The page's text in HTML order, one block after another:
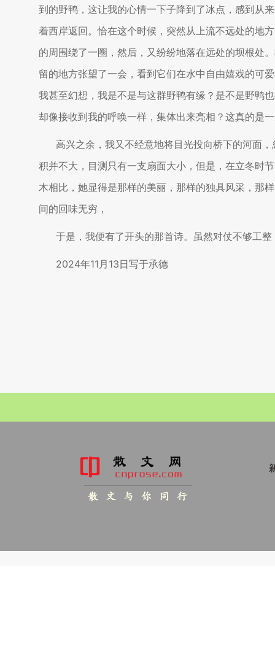
到的野鸭，这让我的心情一下子降到了冰点，感到从
着西岸返回。恰在这个时候，突然从上流不远处的地
的周围绕了一圈，然后，又纷纷地落在远处的坝根处
留的地方张望了一会，看到它们在水中自由嬉戏的可
我甚至幻想，我是不是与这群野鸭有缘？是不是野鸭
却像接收到我的呼唤一样，集体出来亮相？这真的是
高兴之余，我又不经意地将目光投向桥下的河面
积并不大，目测只有一支扇面大小，但是，在立冬时
木相比，她显得是那样的美丽，那样的独具风采，那
间的回味无穷，
于是，我便有了开头的那首诗。虽然对仗不够工
2024年11月13日写于承德
散 文 与 你 同 行